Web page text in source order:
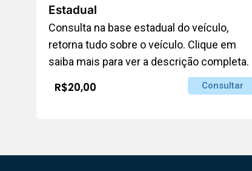
Estadual
Consulta na base estadual do veículo,
retorna tudo sobre o veículo. Clique em
saiba mais para ver a descrição completa.
R$20,00 Consultar